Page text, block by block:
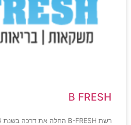
B FRESH